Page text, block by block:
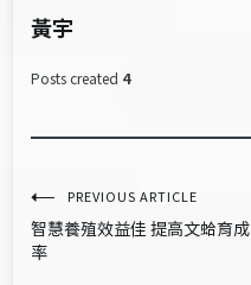
黃宇
Posts created 4
文
章
PREVIOUS ARTICLE
智慧養殖效益佳 提高文蛤育成
率